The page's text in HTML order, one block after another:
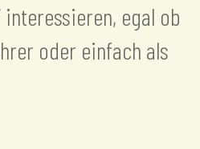
egal ob
oder einfach als